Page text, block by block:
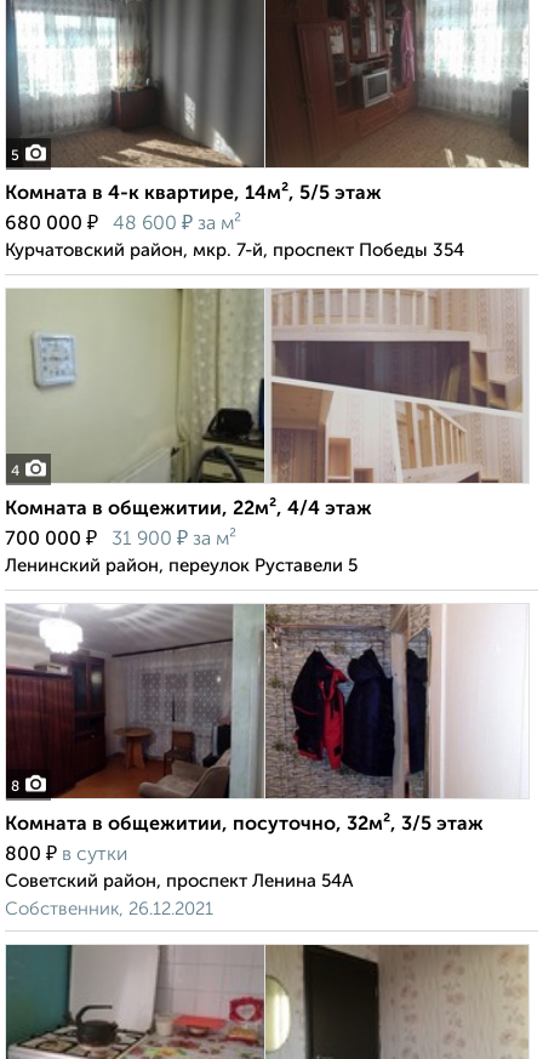
5
Комната в 4-к квартире, 14м², 5/5 этаж
680 000 ₽ 48 600 ₽ за м²
Курчатовский район, мкр. 7-й, проспект Победы 354
4
Комната в общежитии, 22м², 4/4 этаж
700 000 ₽ 31 900 ₽ за м²
Ленинский район, переулок Руставели 5
8
Комната в общежитии, посуточно, 32м², 3/5 этаж
800 ₽ в сутки
Советский район, проспект Ленина 54А
Собственник, 26.12.2021